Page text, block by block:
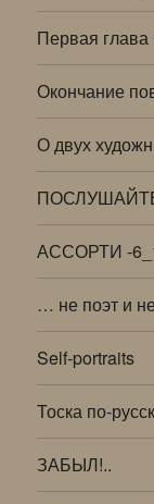
Первая глава
Окончание
О двух
АССОРТИ -
… не поэт и
Self-portraits
Тоска по-
ЗАБЫЛ!..